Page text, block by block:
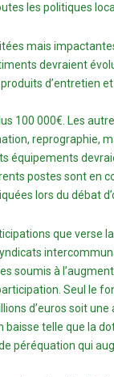
les politiques
mais
devraient
d’entretien
100 000€. Les
reprographie,
équipements
postes sont en
lors du débat
que verse
soumis à
Seul le
d’euros soit
baisse telle que la
péréquation qui